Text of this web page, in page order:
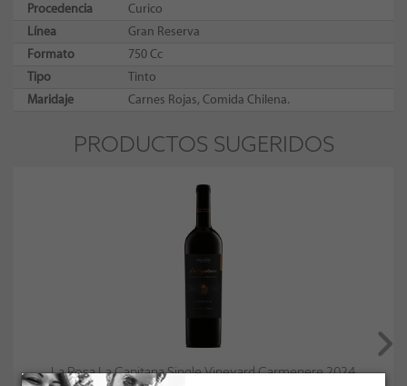
Procedencia
Curico
Línea
Gran Reserva
Formato
750 Cc
Tipo
Tinto
Maridaje
Carnes Rojas, Comida Chilena.
PRODUCTOS SUGERIDOS
La Rosa La Capitana Single Vineyard Carmenere 2024